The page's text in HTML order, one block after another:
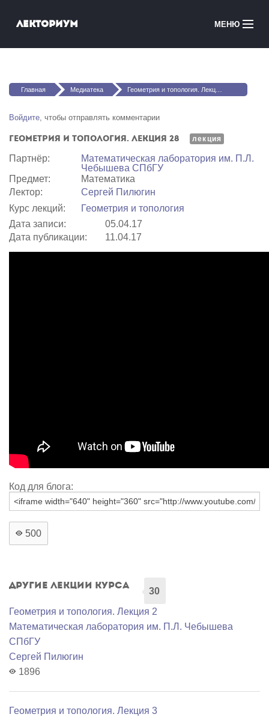
Лекториум МЕНЮ
Медиатека
Courses in English
Вы здесь
Главная Медиатека Геометрия и топология. Лекция 28
Войдите, чтобы отправлять комментарии
Геометрия и топология. Лекция 28 лекция
Партнёр:
Математичеcкая лаборатория им. П.Л.
Чебышева СПбГУ
Предмет:
Математика
Лектор:
Сергей Пилюгин
Курс лекций:
Геометрия и топология
Дата записи:
05.04.17
Дата публикации:
11.04.17
Код для блога:
500
Другие лекции курса
30
Геометрия и топология. Лекция 2
Математичеcкая лаборатория им. П.Л. Чебышева
СПбГУ
Сергей Пилюгин
1896
Геометрия и топология. Лекция 3